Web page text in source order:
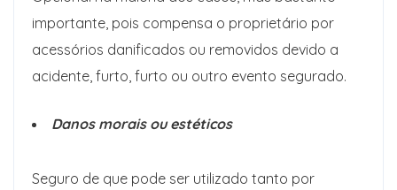
importante, pois compensa o proprietário por
acessórios danificados ou removidos devido a
acidente, furto, furto ou outro evento segurado.
Danos morais ou estéticos
Seguro de que pode ser utilizado tanto por